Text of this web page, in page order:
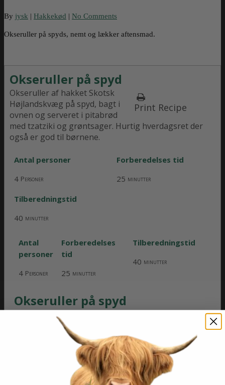
By jysk | Hakkekød | No Comments
Okseruller på spyds, nemt og lækker aftensmad.
Okseruller på spyd
Print Recipe
Okseruller af hakket Skotsk
Højlandskvæg på spyd, bagt i
ovnen og serveret i pitabrød
med tzatziki og grøntsager. Hurtig hverdagsret der
også er god til børnene.
Antal personer
Forberedelses tid
4 Personer 25 minutter
Tilberedningstid
40 minutter
Antal
personer
Forberedelses
tid
4 Personer 25 minutter
Tilberedningstid
40 minutter
Okseruller på spyd
Okseruller af hakket
Skotsk Højlandskvæg på
spyd, bagt i ovnen og
serveret i pitabrød med tzatziki og grøntsager.
Hurtig hverdagsret der også er god til børnene.
Antal personer Forberedelses tid